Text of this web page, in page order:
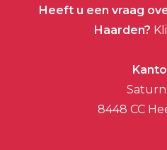
Heeft u een vraag
Haarden?
8448 CC